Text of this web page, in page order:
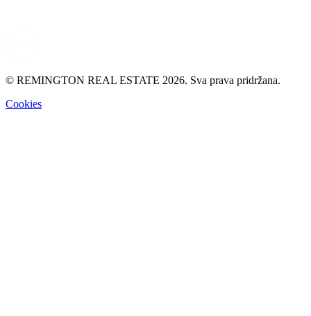
© REMINGTON REAL ESTATE 2026. Sva prava pridržana.
Cookies